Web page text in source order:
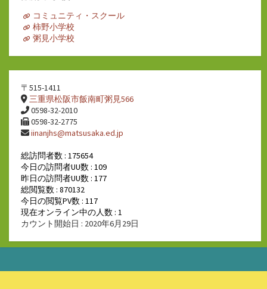
コミュニティ・スクール
柿野小学校
粥見小学校
〒515-1411
三重県松阪市飯南町粥見566
0598-32-2010
0598-32-2775
iinanjhs@matsusaka.ed.jp
総訪問者数 : 175654
今日の訪問者UU数 : 109
昨日の訪問者UU数 : 177
総閲覧数 : 870132
今日の閲覧PV数 : 117
現在オンライン中の人数 : 1
カウント開始日 : 2020年6月29日